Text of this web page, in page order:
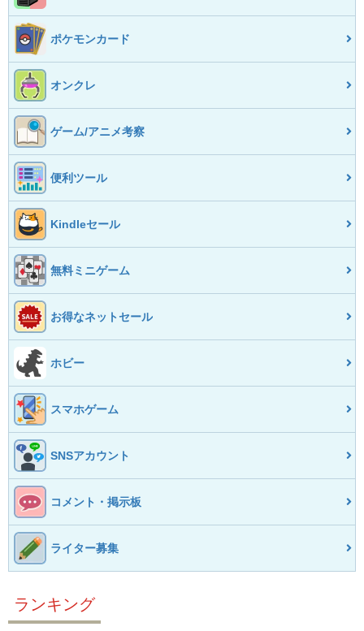
ポケモンカード
オンクレ
ゲーム/アニメ考察
便利ツール
Kindleセール
無料ミニゲーム
お得なネットセール
ホビー
スマホゲーム
SNSアカウント
コメント・掲示板
ライター募集
ランキング